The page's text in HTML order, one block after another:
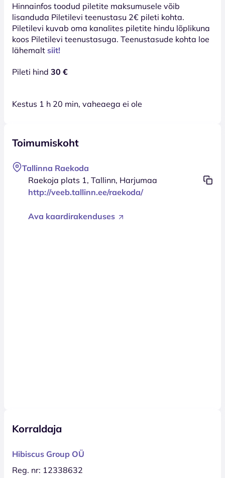
Hinnainfos toodud piletite maksumusele võib
lisanduda Piletilevi teenustasu 2€ pileti kohta.
Piletilevi kuvab oma kanalites piletite hindu lõplikuna
koos Piletilevi teenustasuga. Teenustasude kohta loe
lähemalt siit!
Pileti hind 30 €
Kestus 1 h 20 min, vaheaega ei ole
Toimumiskoht
Tallinna Raekoda
Raekoja plats 1, Tallinn, Harjumaa
http://veeb.tallinn.ee/raekoda/
Ava kaardirakenduses
Korraldaja
Hibiscus Group OÜ
Reg. nr: 12338632